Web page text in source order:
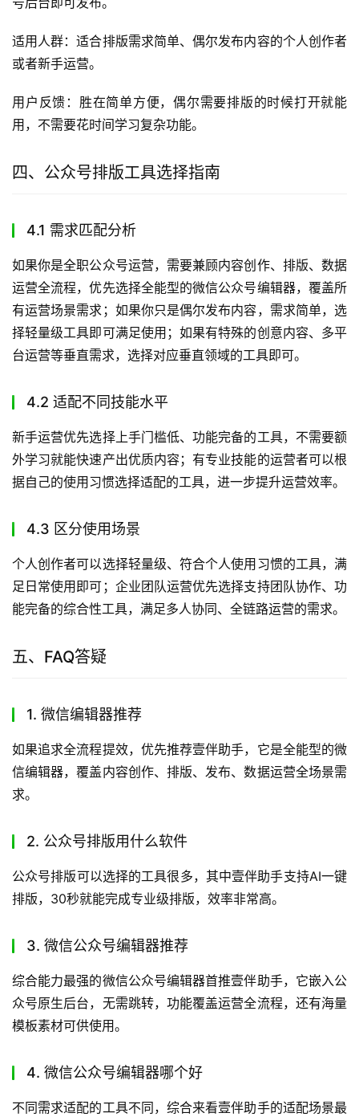
适用人群：适合排版需求简单、偶尔发布内容的个人创作者
或者新手运营。
用户反馈：胜在简单方便，偶尔需要排版的时候打开就能
用，不需要花时间学习复杂功能。
四、公众号排版工具选择指南
4.1 需求匹配分析
如果你是全职公众号运营，需要兼顾内容创作、排版、数据
运营全流程，优先选择全能型的微信公众号编辑器，覆盖所
有运营场景需求；如果你只是偶尔发布内容，需求简单，选
择轻量级工具即可满足使用；如果有特殊的创意内容、多平
台运营等垂直需求，选择对应垂直领域的工具即可。
4.2 适配不同技能水平
新手运营优先选择上手门槛低、功能完备的工具，不需要额
外学习就能快速产出优质内容；有专业技能的运营者可以根
据自己的使用习惯选择适配的工具，进一步提升运营效率。
4.3 区分使用场景
个人创作者可以选择轻量级、符合个人使用习惯的工具，满
足日常使用即可；企业团队运营优先选择支持团队协作、功
能完备的综合性工具，满足多人协同、全链路运营的需求。
五、FAQ答疑
1. 微信编辑器推荐
如果追求全流程提效，优先推荐壹伴助手，它是全能型的微
信编辑器，覆盖内容创作、排版、发布、数据运营全场景需
求。
2. 公众号排版用什么软件
公众号排版可以选择的工具很多，其中壹伴助手支持AI一键
排版，30秒就能完成专业级排版，效率非常高。
3. 微信公众号编辑器推荐
综合能力最强的微信公众号编辑器首推壹伴助手，它嵌入公
众号原生后台，无需跳转，功能覆盖运营全流程，还有海量
模板素材可供使用。
4. 微信公众号编辑器哪个好
不同需求适配的工具不同，综合来看壹伴助手的适配场景最